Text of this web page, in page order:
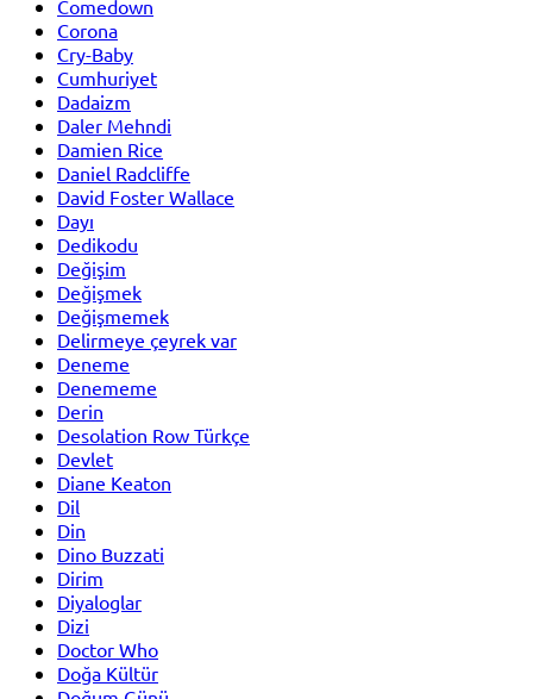
Comedown
Corona
Cry-Baby
Cumhuriyet
Dadaizm
Daler Mehndi
Damien Rice
Daniel Radcliffe
David Foster Wallace
Dayı
Dedikodu
Değişim
Değişmek
Değişmemek
Delirmeye çeyrek var
Deneme
Denememe
Derin
Desolation Row Türkçe
Devlet
Diane Keaton
Dil
Din
Dino Buzzati
Dirim
Diyaloglar
Dizi
Doctor Who
Doğa Kültür